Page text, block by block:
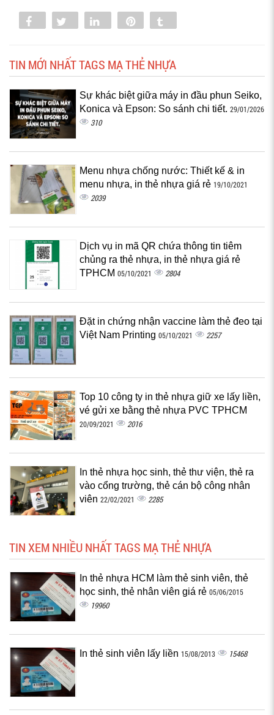
Share Tweet Share
TIN MỚI NHẤT TAGS MẠ THẺ NHỰA
Sự khác biệt giữa máy in đầu phun Seiko,
Konica và Epson: So sánh chi tiết. 29/01/2026
310
Menu nhựa chống nước: Thiết kế & in
menu nhựa, in thẻ nhựa giá rẻ 19/10/2021
2039
Dịch vụ in mã QR chứa thông tin tiêm
chủng ra thẻ nhựa, in thẻ nhựa giá rẻ
TPHCM 05/10/2021 2804
Đặt in chứng nhận vaccine làm thẻ đeo tại
Việt Nam Printing 05/10/2021 2257
Top 10 công ty in thẻ nhựa giữ xe lấy liền,
vé gửi xe bằng thẻ nhựa PVC TPHCM
20/09/2021 2016
In thẻ nhựa học sinh, thẻ thư viện, thẻ ra
vào cổng trường, thẻ cán bộ công nhân
viên 22/02/2021 2285
TIN XEM NHIỀU NHẤT TAGS MẠ THẺ NHỰA
In thẻ nhựa HCM làm thẻ sinh viên, thẻ
học sinh, thẻ nhân viên giá rẻ 05/06/2015
19960
In thẻ sinh viên lấy liền 15/08/2013 15468